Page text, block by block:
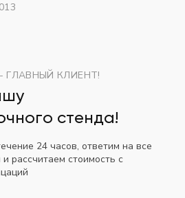
КЛИЕНТ!
стенда!
24 часов, ответим на все
рассчитаем стоимость с